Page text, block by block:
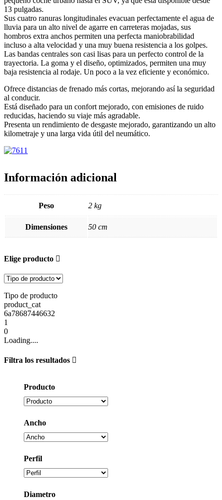
13 pulgadas.
Sus cuatro ranuras longitudinales evacuan perfectamente el agua de
lluvia para un alto nivel de agarre en carreteras mojadas, sus
hombros extra anchos permiten una perfecta maniobrabilidad
incluso a alta velocidad y una muy buena resistencia a los golpes.
Las bandas centrales son casi lisas para un perfecto control de la
trayectoria. La goma y el diseño, optimizados, permiten una muy
baja resistencia al rodaje. Un poco a la vez eficiente y económico.
Ofrece distancias de frenado más cortas, mejorando así la seguridad
al conducir.
Está diseñado para un confort mejorado, con emisiones de ruido
reducidas, haciendo su viaje más agradable.
Presenta un rendimiento de desgaste mejorado, garantizando un alto
kilometraje y una larga vida útil del neumático.
Información adicional
Peso 2 kg
Dimensiones 50 cm
Elige producto
Tipo de producto
product_cat
6a78687446632
1
0
Loading....
Filtra los resultados
Producto
Ancho
Perfil
Diametro